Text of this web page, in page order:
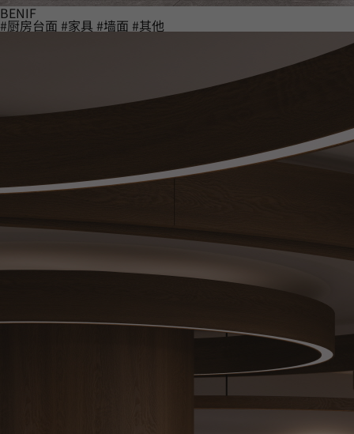
BENIF
#厨房台面 #家具 #墙面 #其他